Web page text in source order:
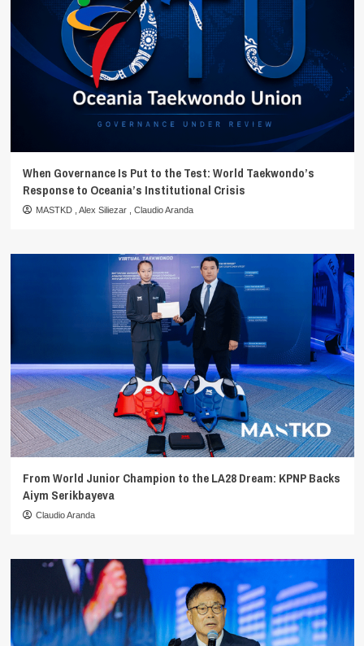
When Governance Is Put to the Test: World Taekwondo’s
Response to Oceania’s Institutional Crisis
MASTKD Alex Siliezar Claudio Aranda
From World Junior Champion to the LA28 Dream: KPNP Backs
Aiym Serikbayeva
Claudio Aranda